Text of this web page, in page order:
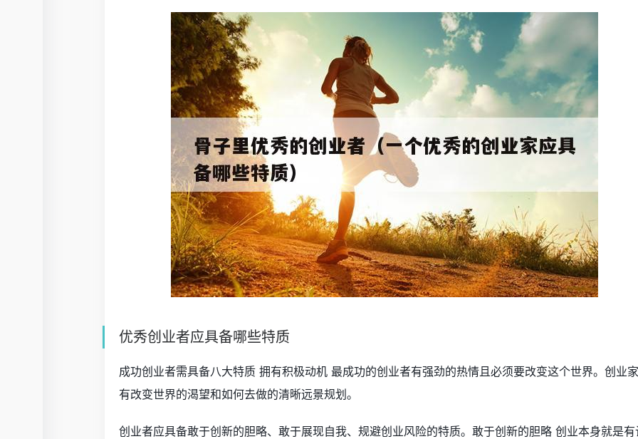
优秀创业者应具备哪些特质
成功创业者需具备八大特质 拥有积极动机 最成功的创业者有强劲的热情且必须要改变这个世界。创业家
有改变世界的渴望和如何去做的清晰远景规划。
创业者应具备敢于创新的胆略、敢于展现自我、规避创业风险的特质。敢于创新的胆略 创业本身就是有